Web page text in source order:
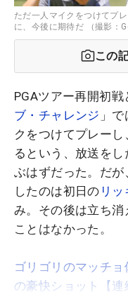
ただ一人マイクをつけてプ
に、今後に期待だ （撮影：
この
PGAツアー再開初戦
ブ・チャレンジ 」
クをつけてプレー
るという、放送を
ぶはずだった。だ
したのは初日の リ
み。その後は立ち
ことはなかった。
ゴリゴリのマッチ
の豪快ショット【連